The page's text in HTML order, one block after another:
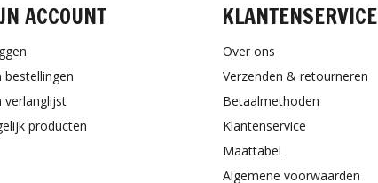
ACCOUNT
bestellingen
verlanglijst
producten
KLANTENSERVICE
Over ons
Verzenden & retourneren
Betaalmethoden
Klantenservice
Maattabel
Algemene voorwaarden